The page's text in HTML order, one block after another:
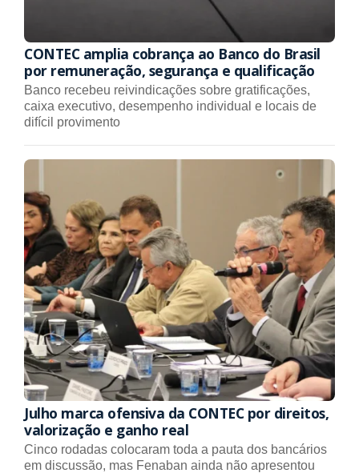
CONTEC amplia cobrança ao Banco do Brasil
por remuneração, segurança e qualificação
Banco recebeu reivindicações sobre gratificações,
caixa executivo, desempenho individual e locais de
difícil provimento
Julho marca ofensiva da CONTEC por direitos,
valorização e ganho real
Cinco rodadas colocaram toda a pauta dos bancários
em discussão, mas Fenaban ainda não apresentou